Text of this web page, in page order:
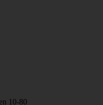
10-80